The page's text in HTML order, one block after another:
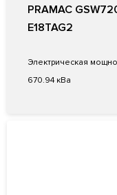
PRAMAC
E18TAG2
Электрическая
670.94 кВа